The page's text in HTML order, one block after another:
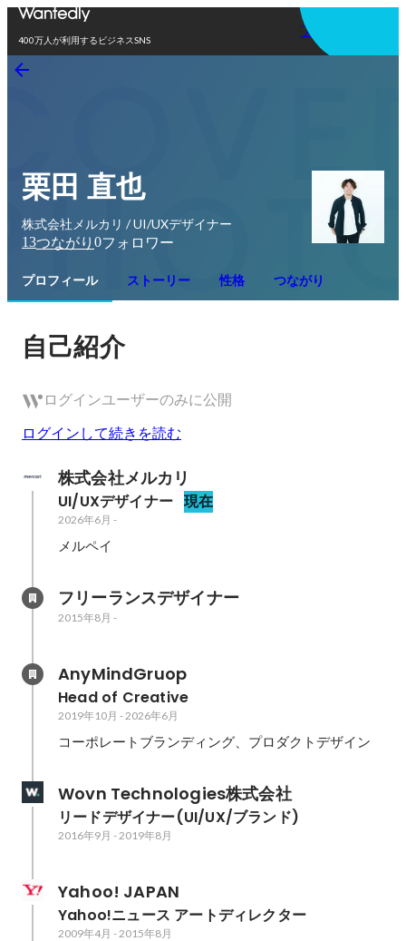
400万人が利用するビジネスSNS
アプリを使う
栗田 直也
株式会社メルカリ / UI/UXデザイナー
13つながり 0フォロワー
プロフィール ストーリー 性格 つながり
自己紹介
ログインユーザーのみに公開
ログインして続きを読む
株式会社メルカリ
UI/UXデザイナー 現在
2026年6月 -
メルペイ
フリーランスデザイナー
2015年8月 -
AnyMindGruop
Head of Creative
2019年10月 -2026年6月
コーポレートブランディング、プロダクトデザイン
Wovn Technologies株式会社
リードデザイナー(UI/UX/ブランド)
2016年9月 -2019年8月
Yahoo! JAPAN
Yahoo!ニュース アートディレクター
2009年4月 -2015年8月